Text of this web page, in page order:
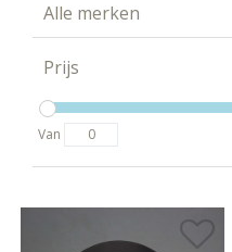
Alle merken
Prijs
Van